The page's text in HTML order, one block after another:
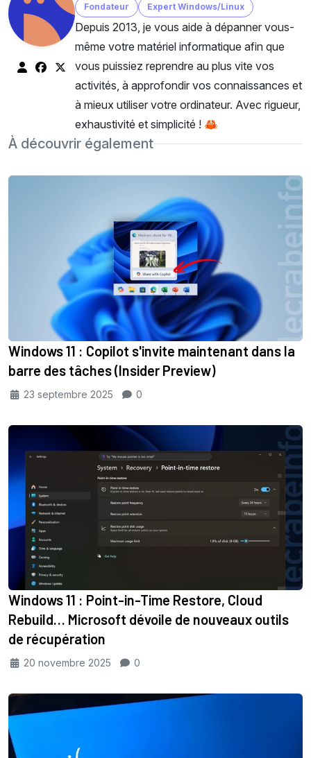
Fondateur Expert Windows/Linux
Depuis 2013, je vous aide à dépanner vous-
même votre matériel informatique afin que
vous puissiez reprendre au plus vite vos
activités, à approfondir vos connaissances et
à mieux utiliser votre ordinateur. Avec rigueur,
exhaustivité et simplicité ! 🦀
À découvrir également
Windows 11 : Copilot s'invite maintenant dans la
barre des tâches (Insider Preview)
23 septembre 2025 0
Windows 11 : Point-in-Time Restore, Cloud
Rebuild… Microsoft dévoile de nouveaux outils
de récupération
20 novembre 2025 0